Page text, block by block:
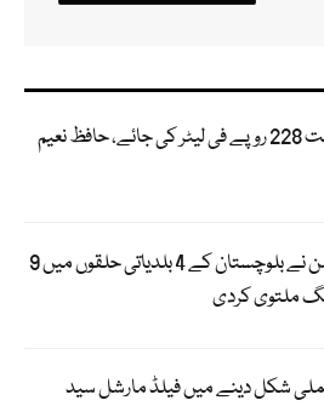
پیٹرول کی قیمت 228 روپے فی لیٹر کی جائے، حافظ نعیم
الیکشن کمیشن نے بلوچستان کے 4 بلدیاتی حلقوں میں 9
ملتوی کردی
شکل دینے میں فیلڈ مارشل سید